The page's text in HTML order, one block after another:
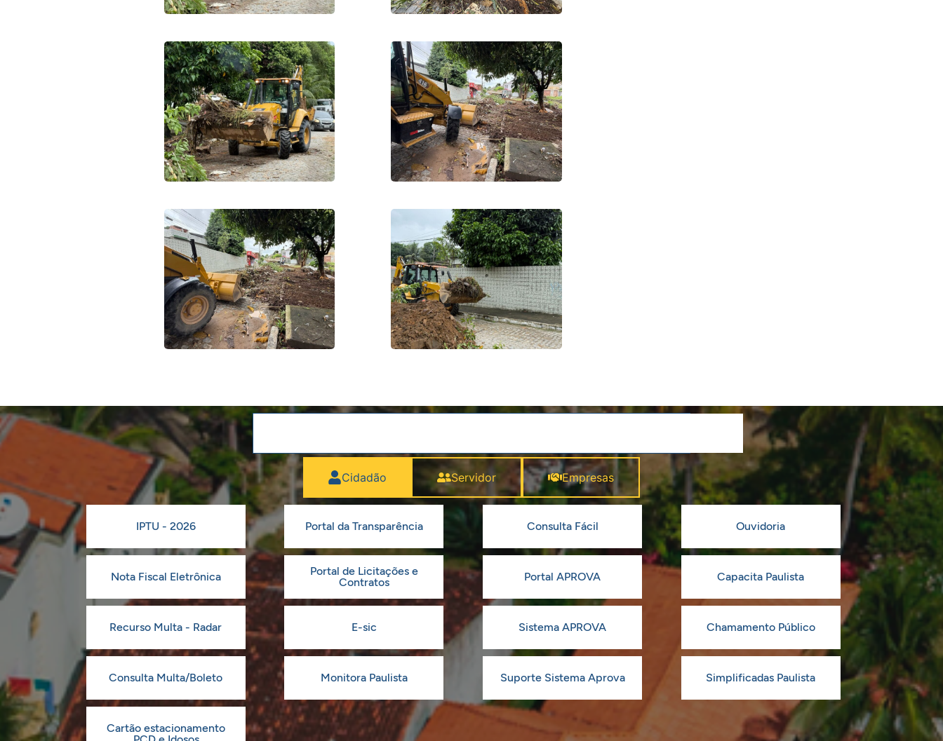
Cidadão Servidor Empresas
IPTU - 2026 Portal da Transparência Consulta Fácil Ouvidoria
Nota Fiscal Eletrônica
Portal de Licitações e
Contratos
Portal APROVA Capacita Paulista
Recurso Multa - Radar E-sic Sistema APROVA Chamamento Público
Consulta Multa/Boleto Monitora Paulista Suporte Sistema Aprova Simplificadas Paulista
Cartão estacionamento